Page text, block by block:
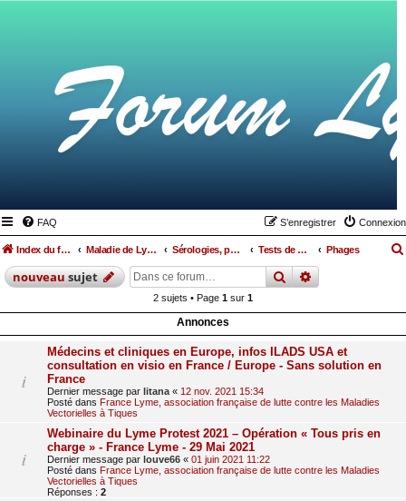
FAQ Connexion
S’enregistrer
Index du forum Maladie de Lyme Sérologies, ponctions lombaires, IRM et autres examens Tests de détection Lyme et coinfections Phages
nouveausujet rechercher
recherche
2 sujets • Page 1 sur 1
Annonces
Médecins et cliniques en Europe, infos ILADS USA et
consultation en visio en France / Europe - Sans solution en
France
Dernier message par litana « 12 nov. 2021 15:34
Posté dans France Lyme, association française de lutte contre les Maladies
Vectorielles à Tiques
Webinaire du Lyme Protest 2021 – Opération « Tous pris en
charge » - France Lyme - 29 Mai 2021
Dernier message par louve66 « 01 juin 2021 11:22
Posté dans France Lyme, association française de lutte contre les Maladies
Vectorielles à Tiques
Réponses : 2